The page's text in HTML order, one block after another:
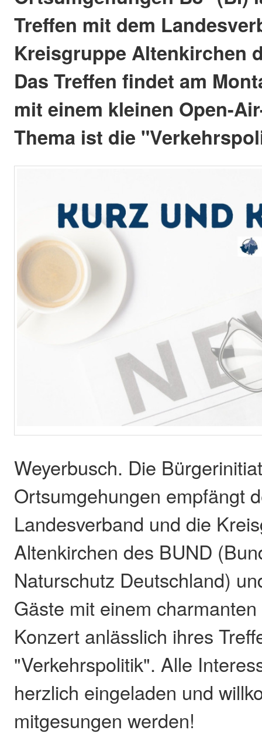
Treffen mit dem
Kreisgruppe Altenkirchen
Das Treffen findet am
mit einem kleinen Open-
Thema ist die
Weyerbusch. Die
Ortsumgehungen empfängt
Landesverband und die
Altenkirchen des BUND
Naturschutz Deutschland)
Gäste mit einem
Konzert anlässlich ihres
"Verkehrspolitik". Alle
herzlich eingeladen und
mitgesungen werden!